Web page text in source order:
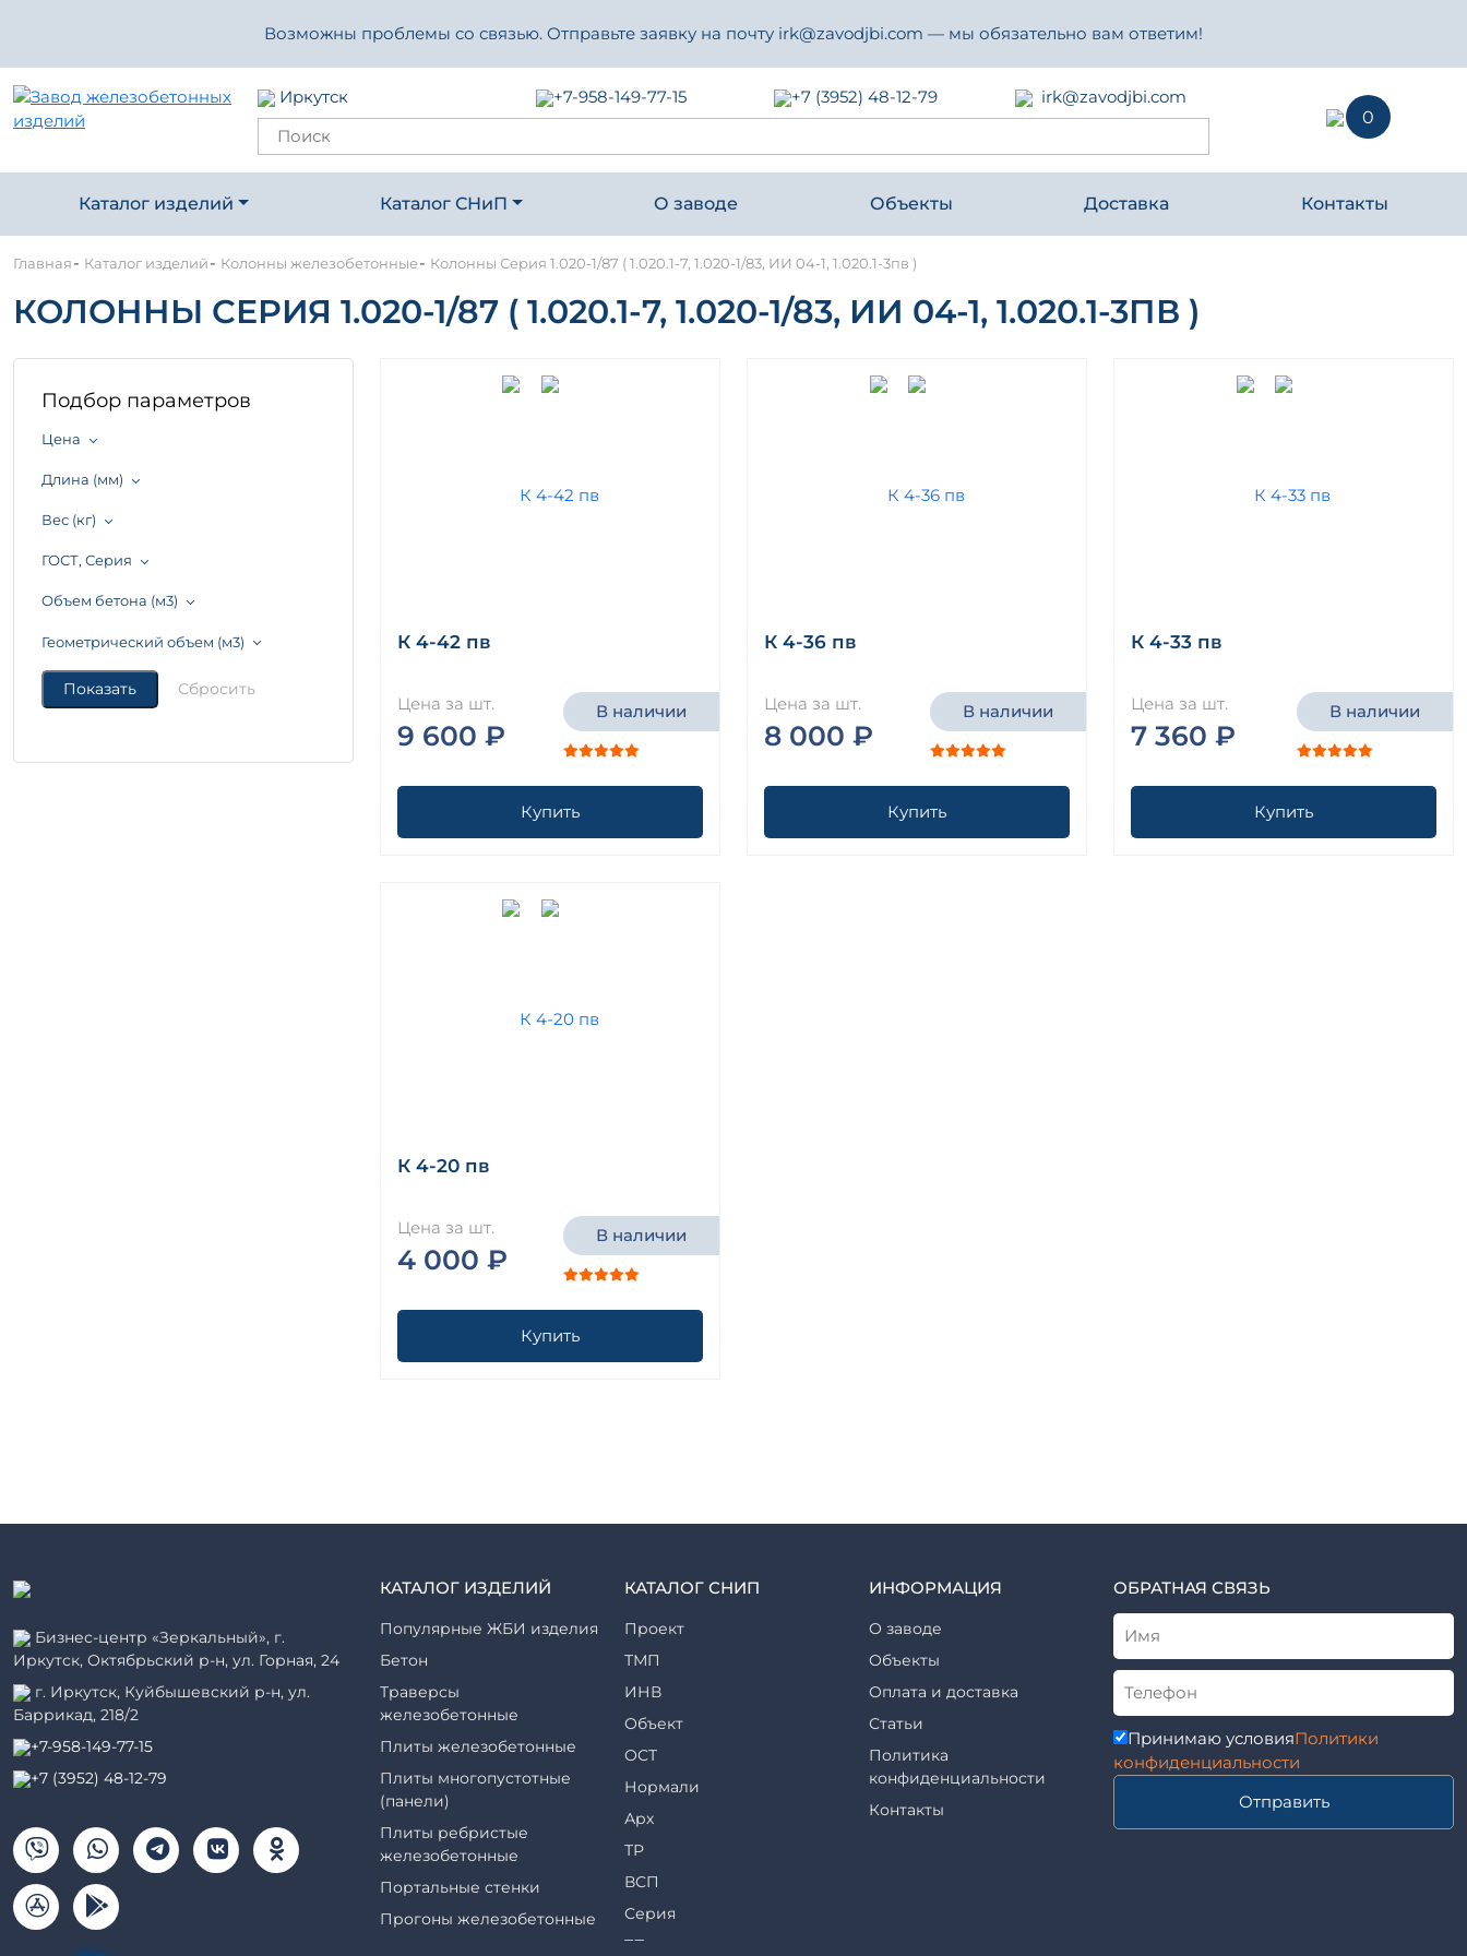
Возможны проблемы со связью. Отправьте заявку на почту irk@zavodjbi.com — мы обязательно вам ответим!
Иркутск +7-958-149-77-15 +7 (3952) 48-12-79
irk@zavodjbi.com
0
Каталог изделий Каталог СНиП О заводе Объекты Доставка Контакты
Главная- Каталог изделий- Колонны железобетонные- Колонны Серия 1.020-1/87 ( 1.020.1-7, 1.020-1/83, ИИ 04-1, 1.020.1-3пв )
КОЛОННЫ СЕРИЯ 1.020-1/87 ( 1.020.1-7, 1.020-1/83, ИИ 04-1, 1.020.1-3ПВ )
Подбор параметров
Цена
Длина (мм)
Вес (кг)
ГОСТ, Серия
Объем бетона (м3)
Геометрический объем (м3) К 4-42 пв
Цена за шт.
9 600 ₽
В наличии
Купить
К 4-36 пв
Цена за шт.
8 000 ₽
В наличии
Купить
К 4-33 пв
Цена за шт.
7 360 ₽
В наличии
Купить
К 4-20 пв
Цена за шт.
4 000 ₽
В наличии
Купить
Бизнес-центр «Зеркальный», г.
Иркутск, Октябрьский р-н, ул. Горная, 24
г. Иркутск, Куйбышевский р-н, ул.
Баррикад, 218/2
+7-958-149-77-15
+7 (3952) 48-12-79
КАТАЛОГ ИЗДЕЛИЙ
Популярные ЖБИ изделия
Бетон
Траверсы
железобетонные
Плиты железобетонные
Плиты многопустотные
(панели)
Плиты ребристые
железобетонные
Портальные стенки
Прогоны железобетонные
КАТАЛОГ СНИП
Проект
ТМП
ИНВ
Объект
ОСТ
Нормали
Арх
ТР
ВСП
Серия
ТП
ИНФОРМАЦИЯ
О заводе
Объекты
Оплата и доставка
Статьи
Политика
конфиденциальности
Контакты
ОБРАТНАЯ СВЯЗЬ
Принимаю условияПолитики
конфиденциальности
Отправить